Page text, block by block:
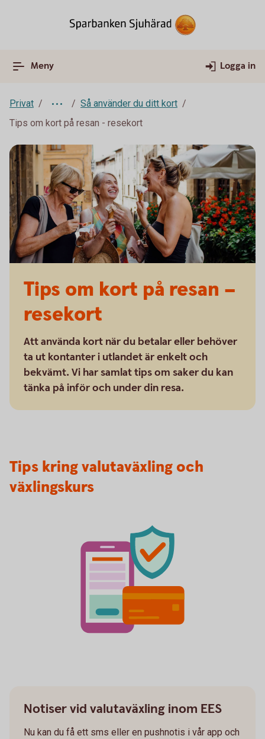
Meny Logga in
Privat
Så använder du ditt kort
Tips om kort på resan - resekort
Tips om kort på resan –
resekort
Att använda kort när du betalar eller behöver
ta ut kontanter i utlandet är enkelt och
bekvämt. Vi har samlat tips om saker du kan
tänka på inför och under din resa.
Tips kring valutaväxling och
växlingskurs
Notiser vid valutaväxling inom EES
Nu kan du få ett sms eller en pushnotis i vår app och